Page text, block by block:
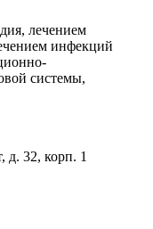
лечением
инфекций
системы,
д. 32, корп. 1